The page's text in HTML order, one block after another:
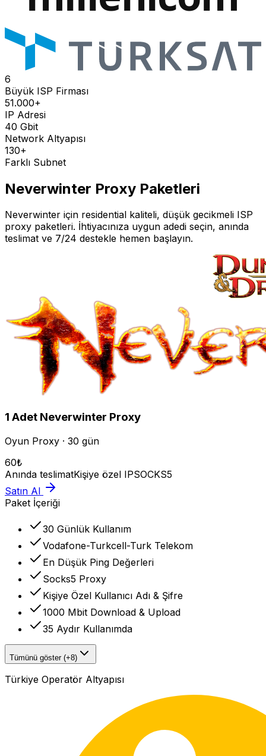
6
Büyük ISP Firması
51.000+
IP Adresi
40 Gbit
Network Altyapısı
130+
Farklı Subnet
Neverwinter Proxy Paketleri
Neverwinter için residential kaliteli, düşük gecikmeli ISP
proxy paketleri. İhtiyacınıza uygun adedi seçin, anında
teslimat ve 7/24 destekle hemen başlayın.
1 Adet Neverwinter Proxy
Oyun Proxy · 30 gün
60₺
Anında teslimatKişiye özel IPSOCKS5
Satın Al
Paket İçeriği
30 Günlük Kullanım
Vodafone-Turkcell-Turk Telekom
En Düşük Ping Değerleri
Socks5 Proxy
Kişiye Özel Kullanıcı Adı & Şifre
1000 Mbit Download & Upload
35 Aydır Kullanımda
Tümünü göster (+8)
Türkiye Operatör Altyapısı